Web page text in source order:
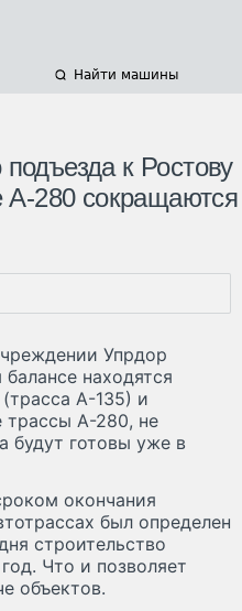
Найти машины
к Ростову
А-280 сокращаются
Упрдор
находятся
А-135) и
трассы А-280, не
будут готовы уже в
окончания
был определен
строительство
Что и позволяет
объектов.